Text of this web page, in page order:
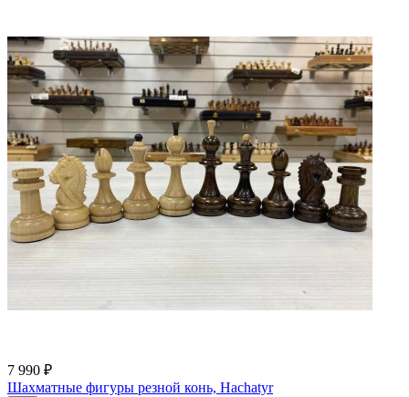
7 990 ₽
Шахматные фигуры резной конь, Hachatyr